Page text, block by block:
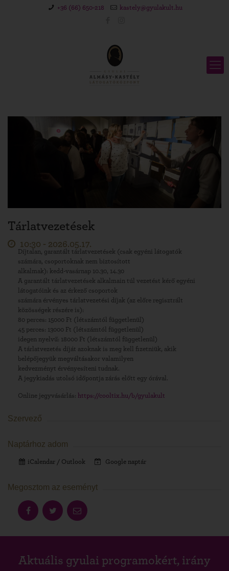
+36 (66) 650-218 kastely@gyulakult.hu
Tárlatvezetések
10:30 - 2026.05.17.
Díjtalan, garantált tárlatvezetések (csak egyéni látogatók
számára, csoportoknak nem biztosított
alkalmak): kedd-vasárnap 10.30, 14.30
A garantált tárlatvezetések alkalmain túl vezetést kérő egyéni
látogatóink és az érkező csoportok
számára érvényes tárlatvezetési díjak (az előre regisztrált
közösségek részére is):
80 perces: 15000 Ft (létszámtól függetlenül)
45 perces: 13000 Ft (létszámtól függetlenül)
idegen nyelvű: 18000 Ft (létszámtól függetlenül)
A tárlatvezetés díját azoknak is meg kell fizetniük, akik
belépőjegyük megváltásakor valamilyen
kedvezményt érvényesíteni tudnak.
A jegykiadás utolsó időpontja zárás előtt egy órával.
Online jegyvásárlás: https://cooltix.hu/b/gyulakult
Szervező
Naptárhoz adom
iCalendar / Outlook Google naptár
Megosztom az eseményt
Aktuális gyulai programokért, irány